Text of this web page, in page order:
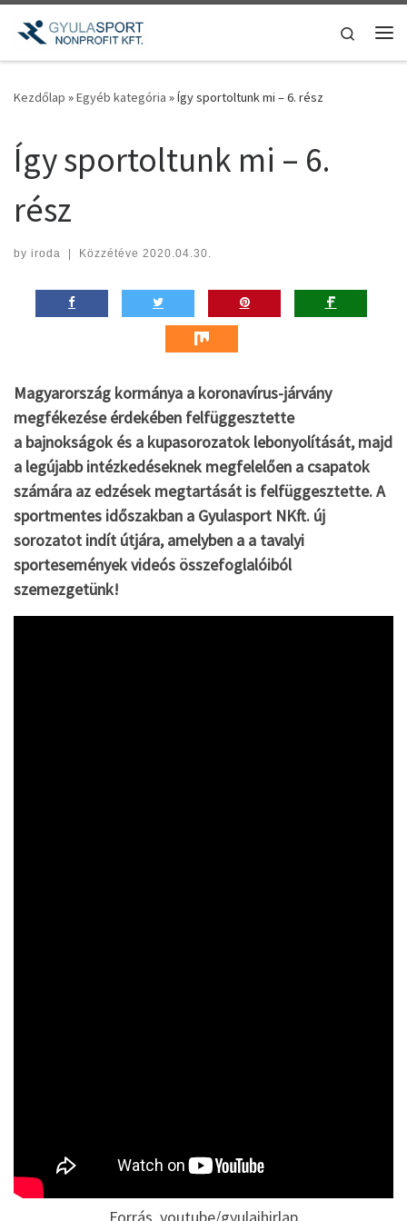
Teljes tartalom megjelenítése
Search
Kezdőlap »Egyéb kategória »Így sportoltunk mi – 6. rész
Így sportoltunk mi – 6.
rész
by iroda | Közzétéve 2020.04.30.
Magyarország kormánya a koronavírus-járvány
megfékezése érdekében felfüggesztette
a bajnokságok és a kupasorozatok lebonyolítását, majd
a legújabb intézkedéseknek megfelelően a csapatok
számára az edzések megtartását is felfüggesztette. A
sportmentes időszakban a Gyulasport NKft. új
sorozatot indít útjára, amelyben a a tavalyi
sportesemények videós összefoglalóiból
szemezgetünk!